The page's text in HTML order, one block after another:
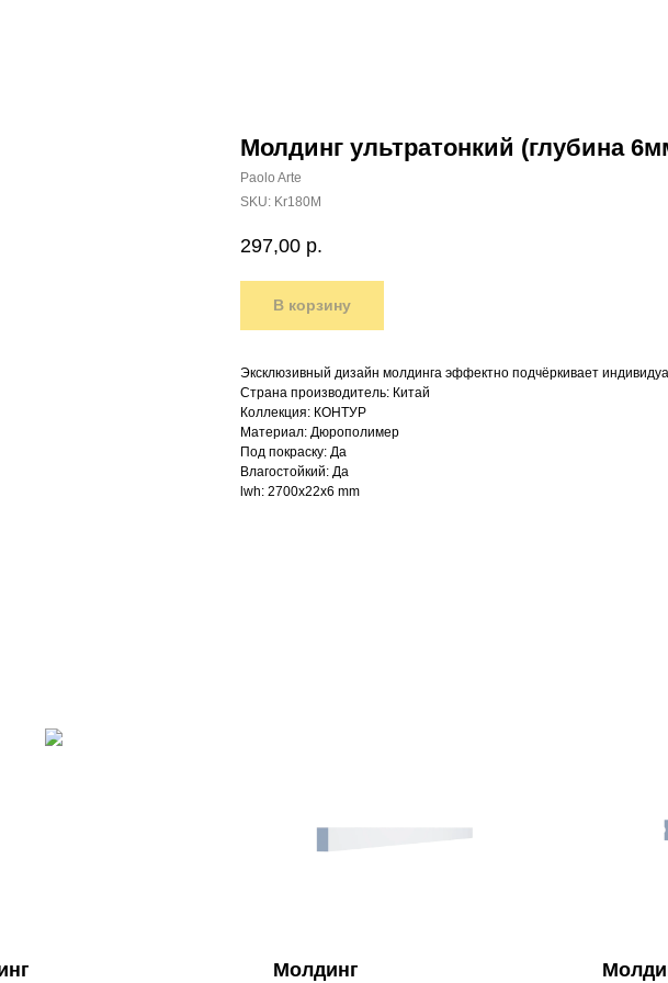
Молдинг ультратонкий (глубина
Paolo Arte
SKU: Kr180M
297,00 р.
В корзину
Эксклюзивный дизайн молдинга эффектно подчёркивает
Страна производитель: Китай
Коллекция: КОНТУР
Материал: Дюрополимер
Под покраску: Да
Влагостойкий: Да
lwh: 2700x22x6 mm
Молдинг